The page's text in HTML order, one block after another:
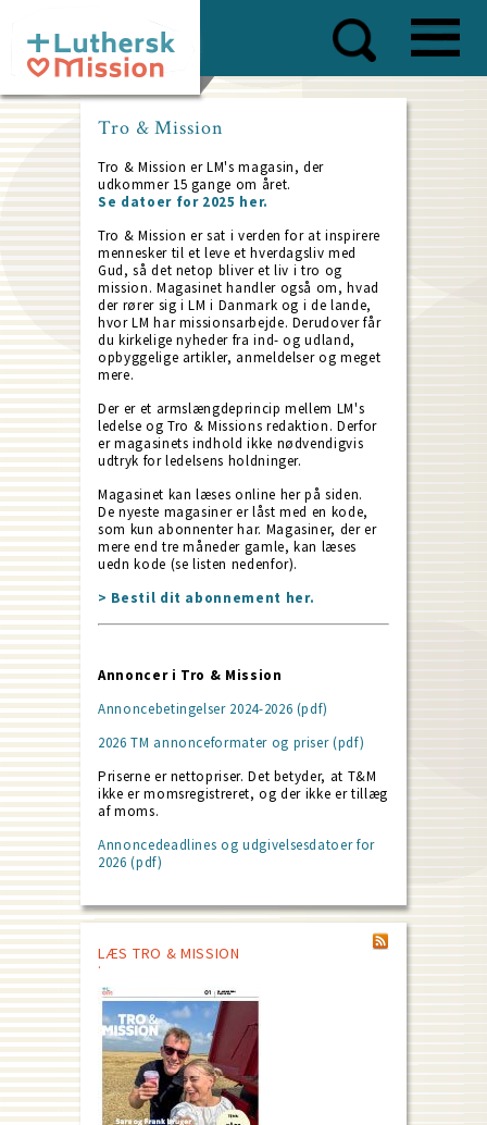
main
content
Tro & Mission
Tro & Mission er LM's magasin, der
udkommer 15 gange om året.
Se datoer for 2025 her.
Tro & Mission er sat i verden for at inspirere
mennesker til et leve et hverdagsliv med
Gud, så det netop bliver et liv i tro og
mission. Magasinet handler også om, hvad
der rører sig i LM i Danmark og i de lande,
hvor LM har missionsarbejde. Derudover får
du kirkelige nyheder fra ind- og udland,
opbyggelige artikler, anmeldelser og meget
mere.
Der er et armslængdeprincip mellem LM's
ledelse og Tro & Missions redaktion. Derfor
er magasinets indhold ikke nødvendigvis
udtryk for ledelsens holdninger.
Magasinet kan læses online her på siden.
De nyeste magasiner er låst med en kode,
som kun abonnenter har. Magasiner, der er
mere end tre måneder gamle, kan læses
uedn kode (se listen nedenfor).
> Bestil dit abonnement her.
Annoncer i Tro & Mission
Annoncebetingelser 2024-2026 (pdf)
2026 TM annonceformater og priser (pdf)
Priserne er nettopriser. Det betyder, at T&M
ikke er momsregistreret, og der ikke er tillæg
af moms.
Annoncedeadlines og udgivelsesdatoer for
2026 (pdf)
LÆS TRO & MISSION